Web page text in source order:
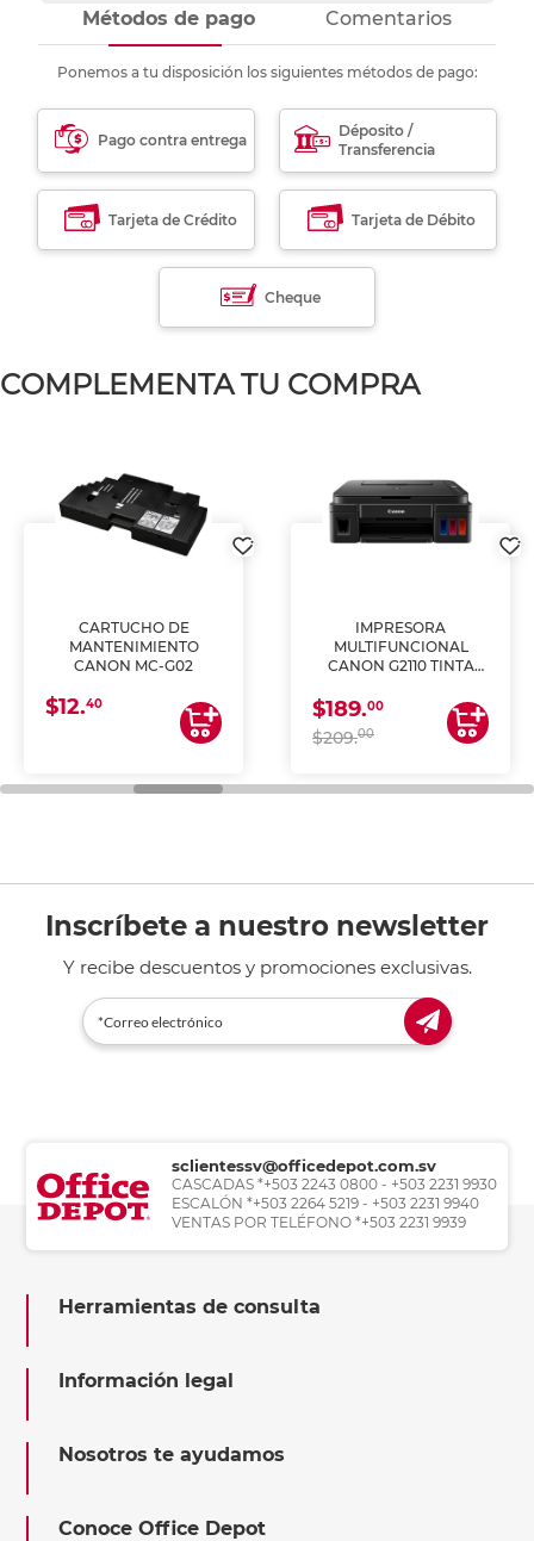
Métodos de pago Comentarios
Ponemos a tu disposición los siguientes métodos de pago:
Pago contra entrega
Déposito /
Transferencia
Tarjeta de Crédito Tarjeta de Débito
Cheque
COMPLEMENTA TU COMPRA
CARTUCHO DE
MANTENIMIENTO
CANON MC-G02
$12.40
IMPRESORA
MULTIFUNCIONAL
CANON G2110 TINTA
$189.00
$209.00
Inscríbete a nuestro newsletter
Y recibe descuentos y promociones exclusivas.
sclientessv@officedepot.com.sv
CASCADAS *+503 2243 0800 - +503 2231 9930
ESCALÓN *+503 2264 5219 - +503 2231 9940
VENTAS POR TELÉFONO *+503 2231 9939
Herramientas de consulta
Información legal
Nosotros te ayudamos
Conoce Office Depot